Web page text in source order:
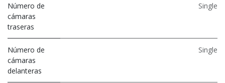
Número de
cámaras
traseras
Single
Número de
cámaras
delanteras
Single